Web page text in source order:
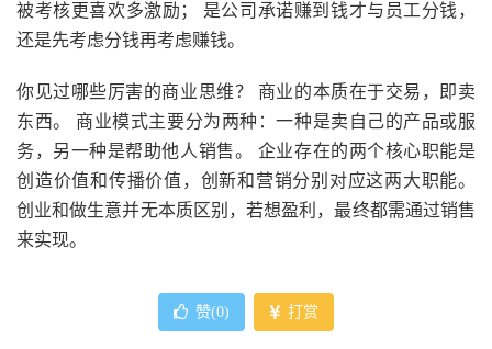
被考核更喜欢多激励； 是公司承诺赚到钱才与员工分钱，
还是先考虑分钱再考虑赚钱。
你见过哪些厉害的商业思维？ 商业的本质在于交易，即卖
东西。 商业模式主要分为两种：一种是卖自己的产品或服
务，另一种是帮助他人销售。 企业存在的两个核心职能是
创造价值和传播价值，创新和营销分别对应这两大职能。
创业和做生意并无本质区别，若想盈利，最终都需通过销售
来实现。
赞(0) 打赏